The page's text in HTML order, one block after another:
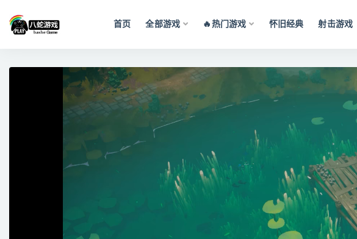
首页 全部游戏 🔥热门游戏 怀旧经典 射击游戏